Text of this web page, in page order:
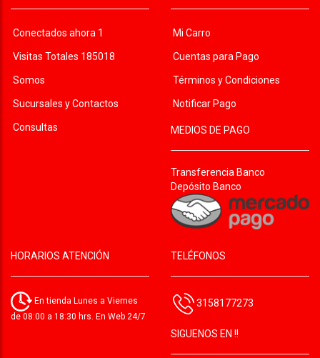
Conectados ahora 1
Visitas Totales 185018
Somos
Sucursales y Contactos
Consultas
Mi Carro
Cuentas para Pago
Términos y Condiciones
Notificar Pago
MEDIOS DE PAGO
Transferencia Banco
Depósito Banco
HORARIOS ATENCIÓN
En tienda Lunes a Viernes
de 08:00 a 18:30 hrs. En Web 24/7
TELÉFONOS
3158177273
SIGUENOS EN !!